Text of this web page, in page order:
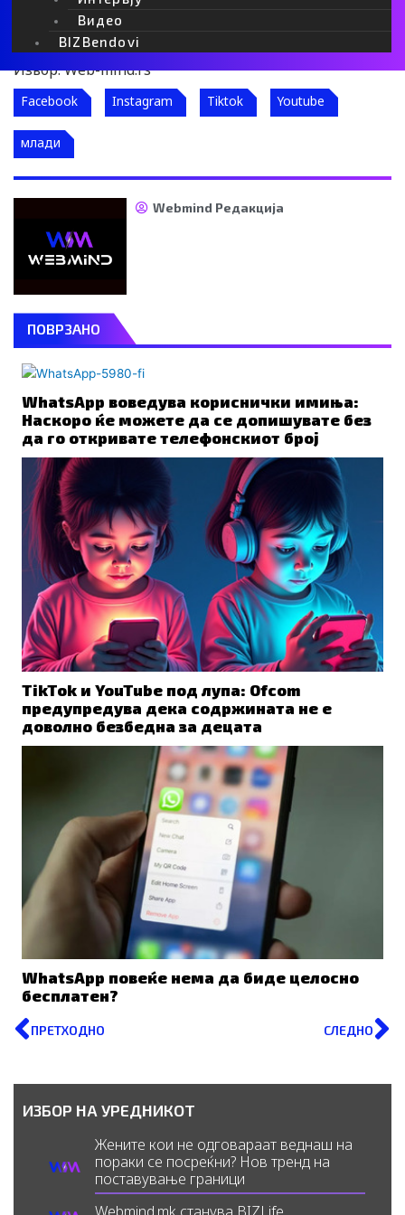
Видео
BIZBendovi
клучна улога во подигнувањето на свеста за оваа
тема.
Извор: Web-mind.rs
Facebook Instagram Tiktok Youtube
млади
Webmind Редакција
ПОВРЗАНО
WhatsApp воведува кориснички имиња:
Наскоро ќе можете да се допишувате без
да го откривате телефонскиот број
TikTok и YouTube под лупа: Ofcom
предупредува дека содржината не е
доволно безбедна за децата
WhatsApp повеќе нема да биде целосно
бесплатен?
Prev
ПРЕТХОДНО СЛЕДНО
ИЗБОР НА УРЕДНИКОТ
Жените кои не одговараат веднаш на
пораки се посреќни? Нов тренд на
поставување граници